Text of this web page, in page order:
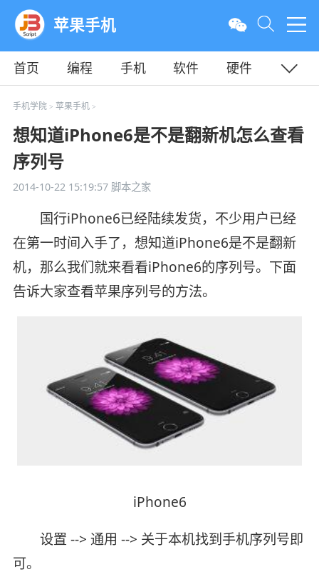
苹果手机
首页 编程 手机 软件
硬件
教程
平面
手机学院> 苹果手机>
想知道iPhone6是不是翻新机怎么查看
序列号
2014-10-22 15:19:57脚本之家
国行iPhone6已经陆续发货，不少用户已经
在第一时间入手了，想知道iPhone6是不是翻新
机，那么我们就来看看iPhone6的序列号。下面
告诉大家查看苹果序列号的方法。
iPhone6
设置 --> 通用 --> 关于本机找到手机序列号即
可。